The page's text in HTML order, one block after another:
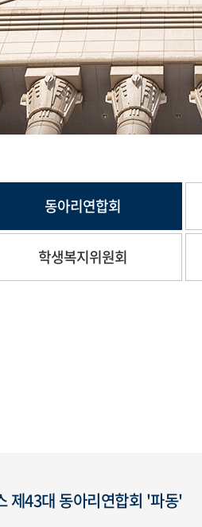
동아리연합회
학생복지위원회
제43대 동아리연합회 '파동'